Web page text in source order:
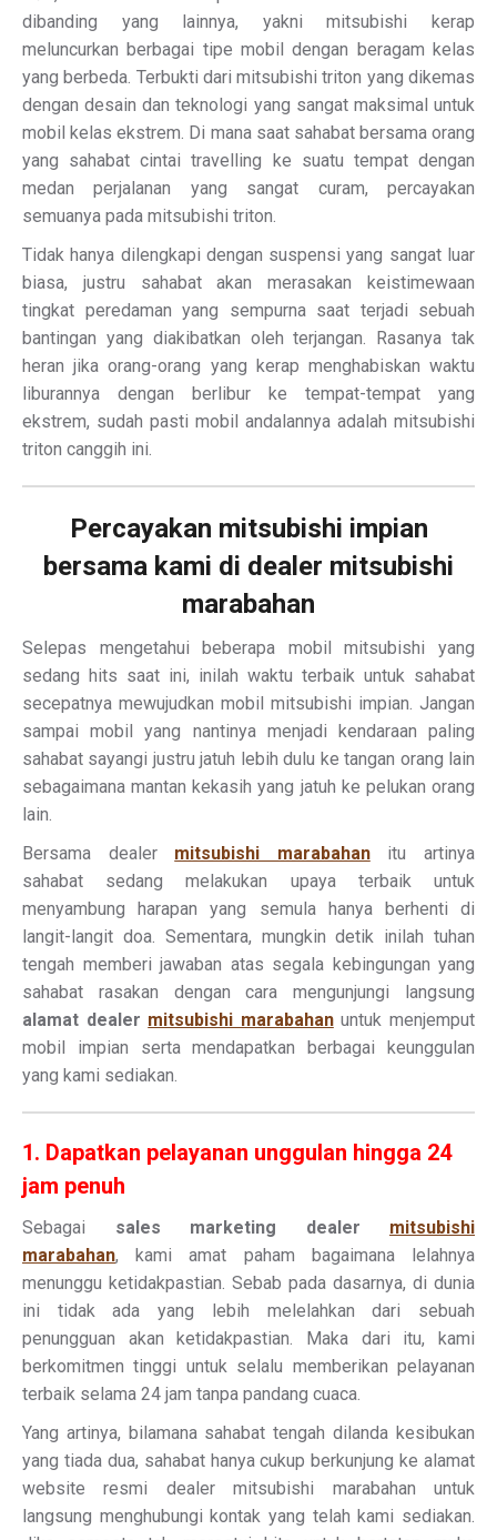
dibanding yang lainnya, yakni mitsubishi kerap
meluncurkan berbagai tipe mobil dengan beragam kelas
yang berbeda. Terbukti dari mitsubishi triton yang dikemas
dengan desain dan teknologi yang sangat maksimal untuk
mobil kelas ekstrem. Di mana saat sahabat bersama orang
yang sahabat cintai travelling ke suatu tempat dengan
medan perjalanan yang sangat curam, percayakan
semuanya pada mitsubishi triton.
Tidak hanya dilengkapi dengan suspensi yang sangat luar
biasa, justru sahabat akan merasakan keistimewaan
tingkat peredaman yang sempurna saat terjadi sebuah
bantingan yang diakibatkan oleh terjangan. Rasanya tak
heran jika orang-orang yang kerap menghabiskan waktu
liburannya dengan berlibur ke tempat-tempat yang
ekstrem, sudah pasti mobil andalannya adalah mitsubishi
triton canggih ini.
Percayakan mitsubishi impian
bersama kami di dealer mitsubishi
marabahan
Selepas mengetahui beberapa mobil mitsubishi yang
sedang hits saat ini, inilah waktu terbaik untuk sahabat
secepatnya mewujudkan mobil mitsubishi impian. Jangan
sampai mobil yang nantinya menjadi kendaraan paling
sahabat sayangi justru jatuh lebih dulu ke tangan orang lain
sebagaimana mantan kekasih yang jatuh ke pelukan orang
lain.
Bersama dealer mitsubishi marabahanitu artinya
sahabat sedang melakukan upaya terbaik untuk
menyambung harapan yang semula hanya berhenti di
langit-langit doa. Sementara, mungkin detik inilah tuhan
tengah memberi jawaban atas segala kebingungan yang
sahabat rasakan dengan cara mengunjungi langsung
alamat dealer mitsubishi marabahanuntuk menjemput
mobil impian serta mendapatkan berbagai keunggulan
yang kami sediakan.
1. Dapatkan pelayanan unggulan hingga 24
jam penuh
Sebagai sales marketing dealer mitsubishi
marabahan, kami amat paham bagaimana lelahnya
menunggu ketidakpastian. Sebab pada dasarnya, di dunia
ini tidak ada yang lebih melelahkan dari sebuah
penungguan akan ketidakpastian. Maka dari itu, kami
berkomitmen tinggi untuk selalu memberikan pelayanan
terbaik selama 24 jam tanpa pandang cuaca.
Yang artinya, bilamana sahabat tengah dilanda kesibukan
yang tiada dua, sahabat hanya cukup berkunjung ke alamat
website resmi dealer mitsubishi marabahan untuk
langsung menghubungi kontak yang telah kami sediakan.